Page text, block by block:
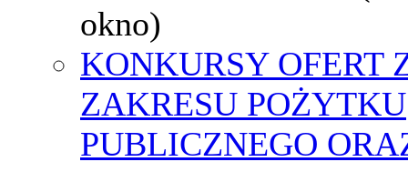
okno)
KONKURSY OFERT
ZAKRESU POŻYTKU
PUBLICZNEGO